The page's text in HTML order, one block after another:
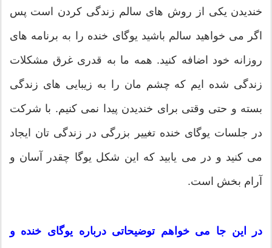
خندیدن یکی از روش های سالم زندگی کردن است پس
اگر می خواهید سالم باشید یوگای خنده را به برنامه های
روزانه خود اضافه کنید. همه ما به قدری غرق مشکلات
زندگی شده ایم که چشم مان را به زیبایی های زندگی
بسته و حتی وقتی برای خندیدن پیدا نمی کنیم. با شرکت
در جلسات یوگای خنده تغییر بزرگی در زندگی تان ایجاد
می کنید و در می یابید که این شکل یوگا چقدر آسان و
آرام بخش است.
در این جا می خواهم توضیحاتی درباره یوگای خنده و